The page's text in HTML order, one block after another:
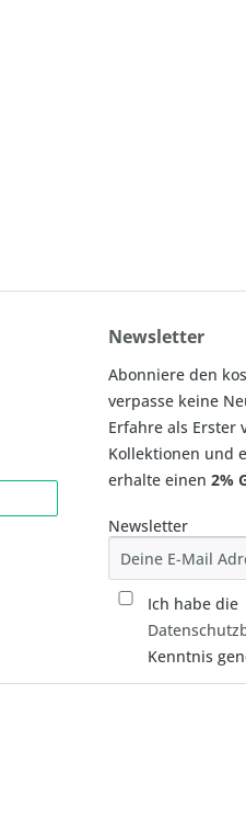
Newsletter
Abonniere den
verpasse keine
Erfahre als Erster
Kollektionen und
erhalte einen 2%
Newsletter
Ich habe die
Kenntnis